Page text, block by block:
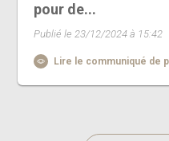
pour de...
Publié le 23/12/2024 à 15:42
Lire le communiqué de